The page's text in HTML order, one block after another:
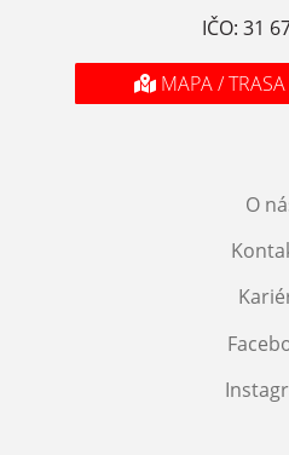
IČO: 31
MAPA / TRASA
O